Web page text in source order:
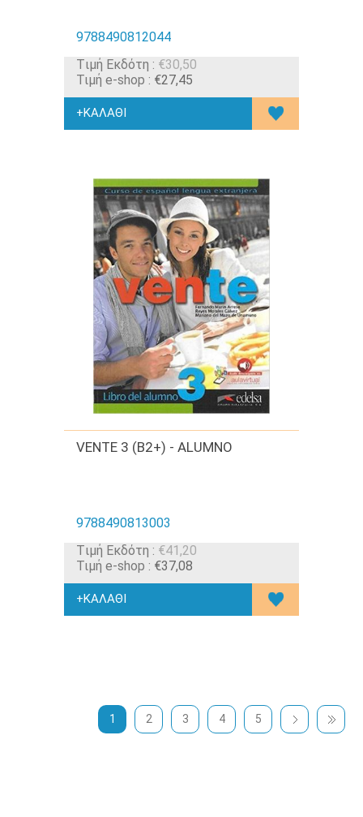
9788490812044
Tιμή Εκδότη : €30,50
Τιμή e-shop : €27,45
VENTE 3 (B2+) - ALUMNO
9788490813003
Tιμή Εκδότη : €41,20
Τιμή e-shop : €37,08
1 2 3 4 5